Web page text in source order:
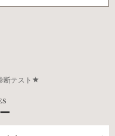
断テスト